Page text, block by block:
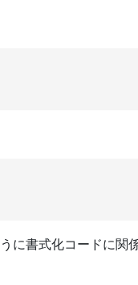
に書式化コードに関